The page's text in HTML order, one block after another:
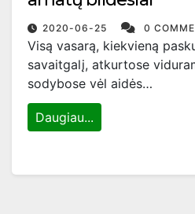
2020-06-25 0
Visą vasarą, kiekvieną
savaitgalį, atkurtose
sodybose vėl aidės…
Daugiau...